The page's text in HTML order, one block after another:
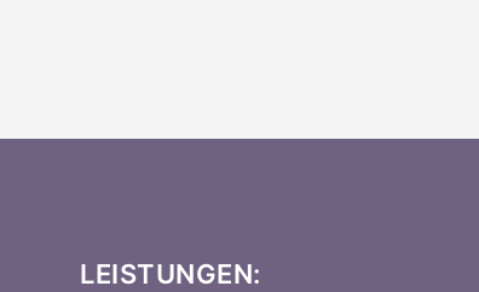
LEISTUNGEN: